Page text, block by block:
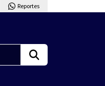
Reportes